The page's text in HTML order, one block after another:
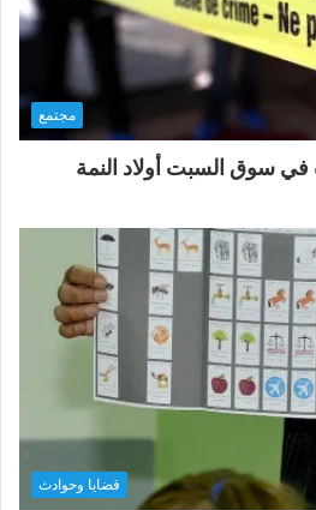
مجتمع
سوق السبت أولاد النمة
قضايا وحوادث